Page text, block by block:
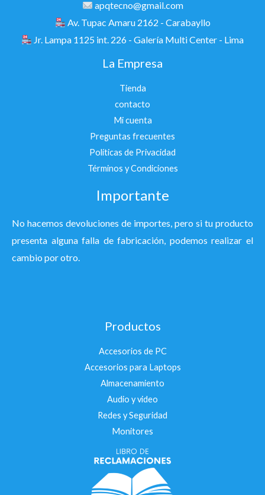
apqtecno@gmail.com
Av. Tupac Amaru 2162 - Carabayllo
Jr. Lampa 1125 int. 226 - Galería Multi Center - Lima
La Empresa
Tienda
contacto
Mi cuenta
Preguntas frecuentes
Políticas de Privacidad
Términos y Condiciones
Importante
No hacemos devoluciones de importes, pero si tu producto
presenta alguna falla de fabricación, podemos realizar el
cambio por otro.
Productos
Accesorios de PC
Accesorios para Laptops
Almacenamiento
Audio y video
Redes y Seguridad
Monitores